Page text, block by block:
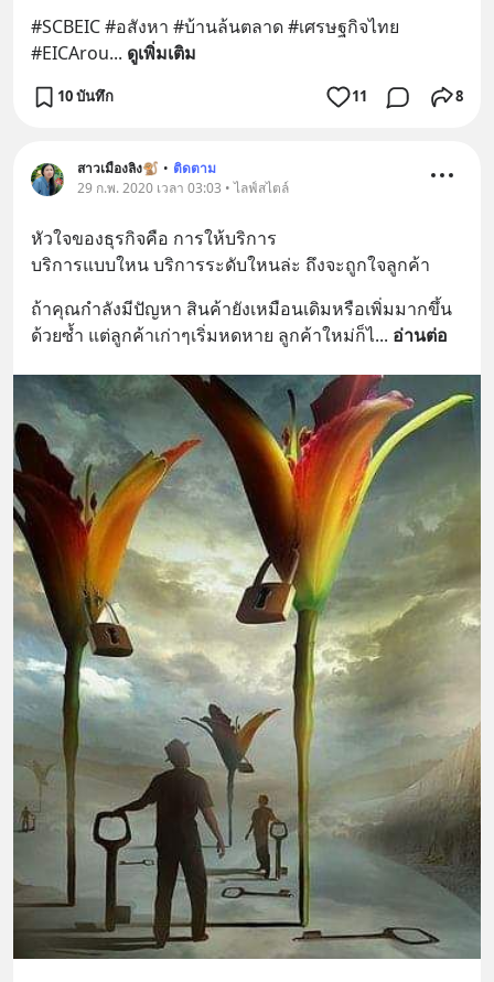
#SCBEIC #อสังหา #บ้านล้นตลาด #เศรษฐกิจไทย
#EICArou... ดูเพิ่มเติม
10 บันทึก 11 8
สาวเมืองลิง🐒 • ติดตาม
29 ก.พ. 2020 เวลา 03:03 • ไลฟ์สไตล์
หัวใจของธุรกิจคือ การให้บริการ
บริการแบบใหน บริการระดับใหนล่ะ ถึงจะถูกใจลูกค้า
ถ้าคุณกำลังมีปัญหา สินค้ายังเหมือนเดิมหรือเพิ่มมากขึ้น
ด้วยซ้ำ แต่ลูกค้าเก่าๆเริ่มหดหาย ลูกค้าใหม่ก็ไ... อ่านต่อ